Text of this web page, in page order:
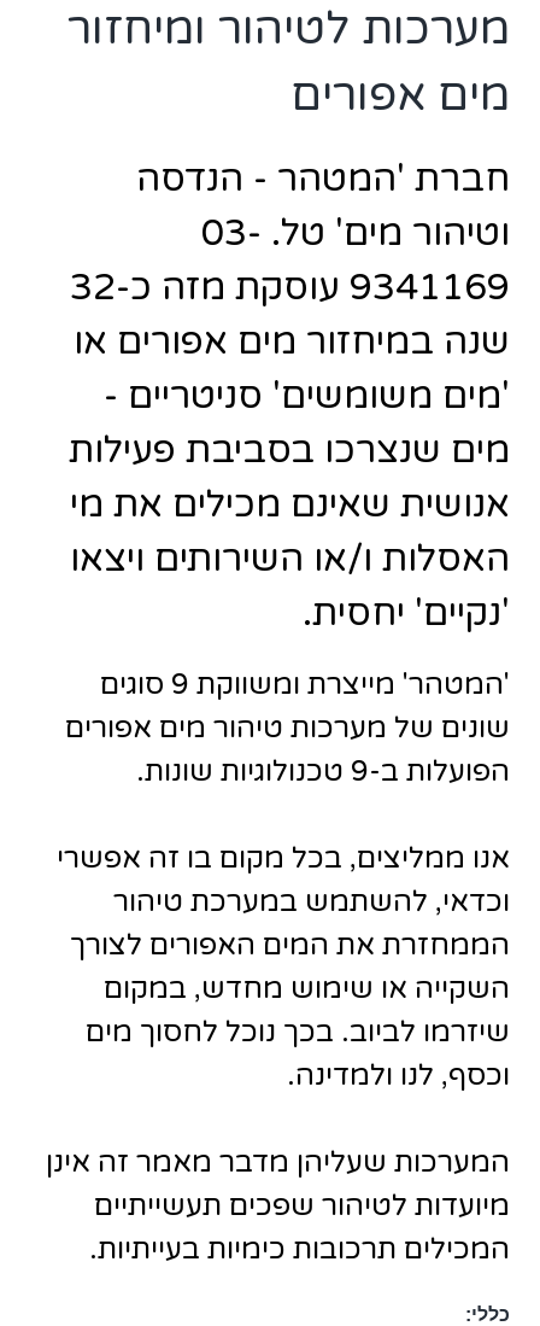
מערכות לטיהור ומיחזור
מים אפורים
חברת 'המטהר - הנדסה
וטיהור מים' טל. 03-
9341169 עוסקת מזה כ-32
שנה במיחזור מים אפורים או
'מים משומשים' סניטריים -
מים שנצרכו בסביבת פעילות
אנושית שאינם מכילים את מי
האסלות ו/או השירותים ויצאו
'נקיים' יחסית.
'המטהר' מייצרת ומשווקת 9 סוגים
שונים של מערכות טיהור מים אפורים
הפועלות ב-9 טכנולוגיות שונות.
אנו ממליצים, בכל מקום בו זה אפשרי
וכדאי, להשתמש במערכת טיהור
הממחזרת את המים האפורים לצורך
השקייה או שימוש מחדש, במקום
שיזרמו לביוב. בכך נוכל לחסוך מים
וכסף, לנו ולמדינה.
המערכות שעליהן מדבר מאמר זה אינן
מיועדות לטיהור שפכים תעשייתיים
המכילים תרכובות כימיות בעייתיות.
כללי: